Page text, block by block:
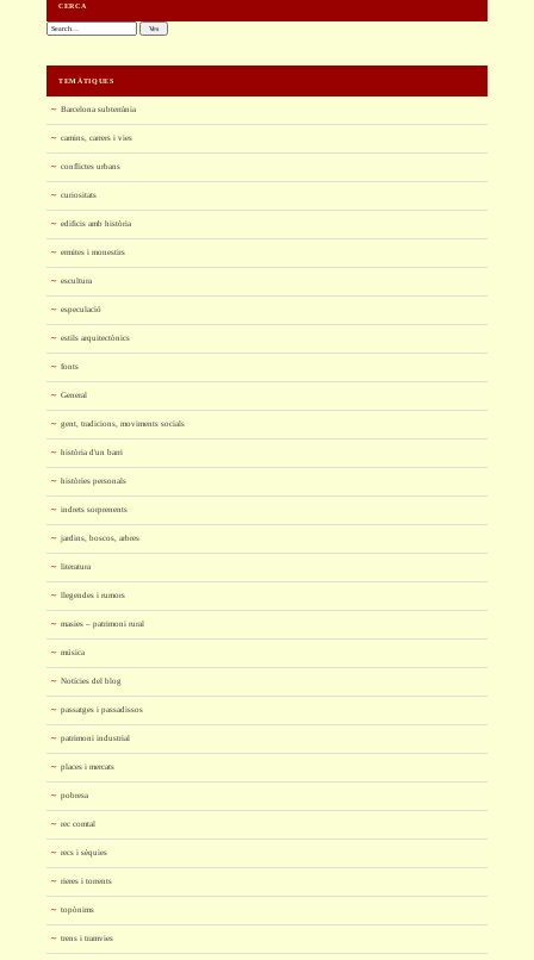
CERCA
Cerca:
TEMÀTIQUES
Barcelona subterrània
camins, carrers i vies
conflictes urbans
curiositats
edificis amb història
ermites i monestirs
escultura
especulació
estils arquitectònics
fonts
General
gent, tradicions, moviments socials
història d'un barri
històries personals
indrets sorprenents
jardins, boscos, arbres
literatura
llegendes i rumors
masies – patrimoni rural
música
Notícies del blog
passatges i passadissos
patrimoni industrial
places i mercats
pobresa
rec comtal
recs i sèquies
rieres i torrents
topònims
trens i tramvies